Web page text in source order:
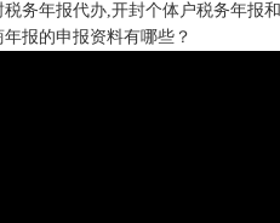
税务年报代办,开封个体户税务年报和
年报的申报资料有哪些？